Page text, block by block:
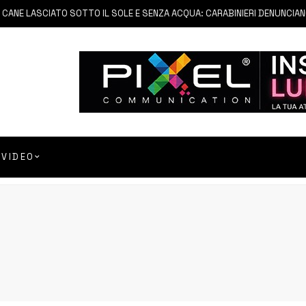
LASCIATO SOTTO IL SOLE E SENZA ACQUA: CARABINIERI DENUNCIANO
VIDEO